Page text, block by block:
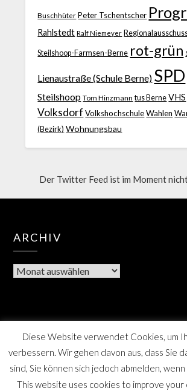
Buschhüter Peter Tschentscher
Rahlstedt Ralf Niemeyer
Steilshoop-Farmsen-Berne rot-grün
Lienaustraße (Schule Berne) SPD
Steilshoop Tom Hinzmann tus Berne VHS
Volksdorf Volkshochschule Wahlen
(Bezirk) Wohnungsbau
Der Twitter Feed ist im Moment
ARCHIV
Diese Website verwendet Cookies, um
verbessern. Wir gehen davon aus, dass Sie
sind, Sie können sich jedoch abmelden,
This website uses cookies to improve your